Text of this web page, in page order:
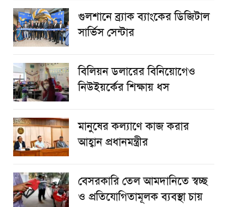
গুলশানে ব্র্যাক ব্যাংকের ডিজিটাল
সার্ভিস সেন্টার
বিলিয়ন ডলারের বিনিয়োগেও
নিউইয়র্কের শিক্ষায় ধস
মানুষের কল্যাণে কাজ করার
আহ্বান প্রধানমন্ত্রীর
বেসরকারি তেল আমদানিতে স্বচ্ছ
ও প্রতিযোগিতামূলক ব্যবস্থা চায়